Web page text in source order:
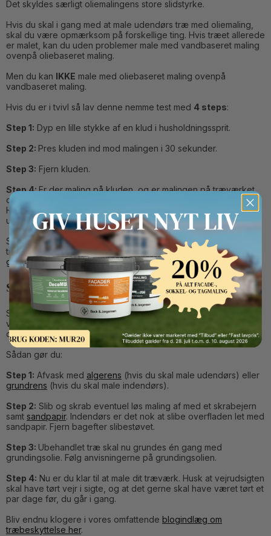
Det skyldes særligt oliemalingens store slidstyrke.
Hvis du skal i gang med at male udendørs træ med oliemaling,
skal du være opmærksom på forskellige ting. Hvis træet allerede
er malet, kan du uden problemer male med vandbaseret maling
ovenpå oliebaseret maling.
Men du kan IKKE male med oliebaseret maling ovenpå
vandbaseret maling.
Hvis du er i tvivl så lav denne nemme test med 4 steps:
Step 1: Dyp en lille stykke af en klud i husholdningssprit.
Step 2: Pres kluden ind mod malingen i 30 sekunder.
Step 3: Fjern kluden.
Step 4:Er der maling på kluden, og er malingen på træværket
opløst? Så er det nuværende lag maling vandbaseret maling.
Hvis kluden omvendt er fri for maling, og overfladen er
upåvirket er der malet med en oliebaseret maling.
Samtidig skal du huske, at både ubehandlet træ og
trykimprægneret træ skal behandles meden passende
grundingsolie, før du maler med din slutmaling.
Sådan maler du udendørs træværk
Som med alt andet malearbejde er forarbejdet nærmest det
vigtigste. Det gør sig også gældende, når det handler om
oliemaling og behandling af træværk.
Sådan gør du:
Step 1: Afvask med algerens (hvis du skal male udendørs) eller
grundrens (hvis du skal male indendørs).
Step 2: Slib og skrab eventuel løs maling af med et skrabejern
samt sandpapir. Indendørs er det nok at slibe overfladen let med
sandpapir. Fjern bagefter slibestøvet.
Step 3: Ubehandlet træ skal nu grundes én gang med
grundingsolie. Følg anvisningerne på grundingsolien.
Step 4: Nu er du klar til at male dit træværk. Husk at vejrudsigten
skal have tørt vejr i sigte, og at det gerne skal have været tørt et
par dage før, du går i gang.
Bliv endnu klogere i vores omfattende blogindlæg om
træbeskyttelse her.
Button Text